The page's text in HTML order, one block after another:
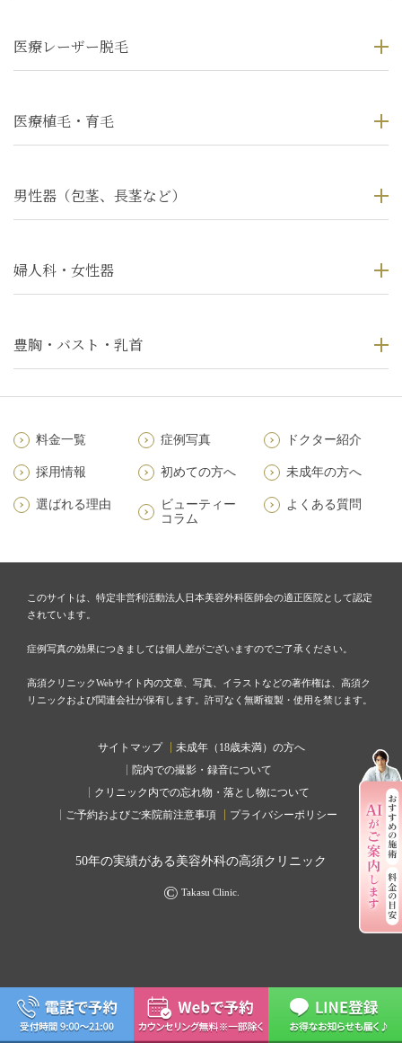
医療レーザー脱毛
医療植毛・育毛
男性器（包茎、長茎など）
婦人科・女性器
豊胸・バスト・乳首
料金一覧 症例写真 ドクター紹介
採用情報 初めての方へ 未成年の方へ
選ばれる理由
ビューティー
コラム
よくある質問
このサイトは、特定非営利活動法人日本美容外科医師会の適正医院として認定
されています。
症例写真の効果につきましては個人差がございますのでご了承ください。
高須クリニックWebサイト内の文章、写真、イラストなどの著作権は、高須ク
リニックおよび関連会社が保有します。許可なく無断複製・使用を禁じます。
サイトマップ
未成年（18歳未満）の方へ
院内での撮影・録音について
クリニック内での忘れ物・落とし物について
ご予約およびご来院前注意事項
プライバシーポリシー
50年の実績がある美容外科の高須クリニック
© Takasu Clinic.